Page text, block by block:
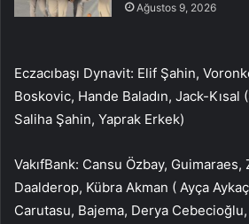
Ağustos 9, 2026
Eczacıbaşı Dynavit: Elif Şahin,
Boskovic, Hande Baladın, Jack-Kısal
Saliha Şahin, Yaprak Erkek)
VakıfBank: Cansu Özbay,
Daalderop, Kübra Akman ( Ayça
Carutasu, Bajema, Derya